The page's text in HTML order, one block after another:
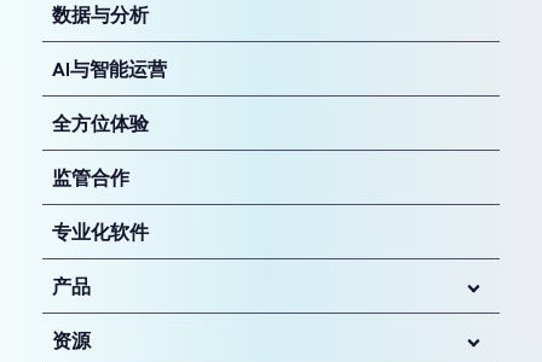
数据与分析
AI与智能运营
全方位体验
监管合作
专业化软件
产品
资源